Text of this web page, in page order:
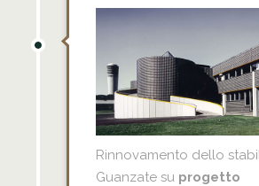
Rinnovamento dello
Guanzate su progetto